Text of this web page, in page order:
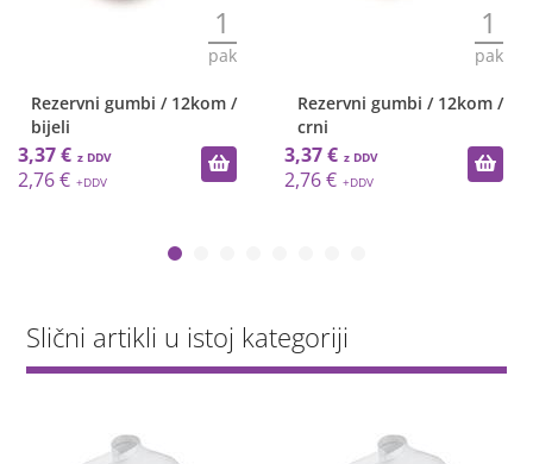
1
pak
Rezervni gumbi / 12kom /
bijeli
3,37 €
2,76 €
1
pak
Rezervni gumbi / 12kom /
crni
3,37 €
2,76 €
Slični artikli u istoj kategoriji